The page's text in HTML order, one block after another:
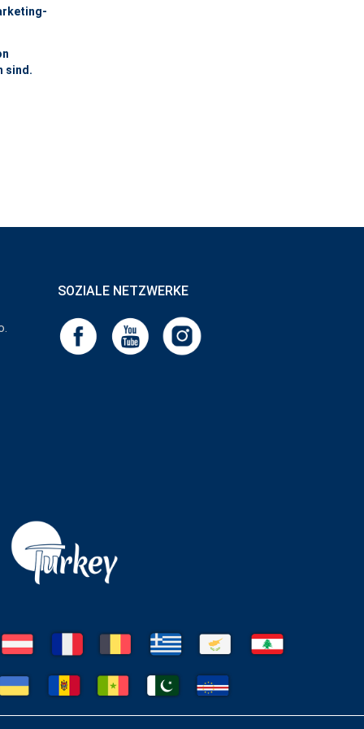
sind.
SOZIALE NETZWERKE